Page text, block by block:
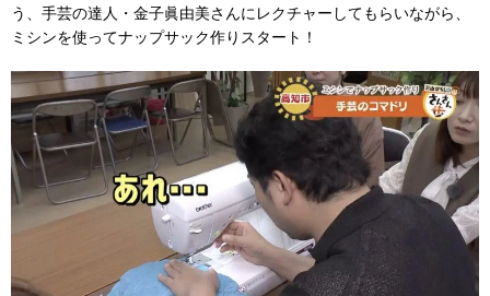
う、手芸の達人・金子眞由美さんにレクチャーしてもらいながら、
ミシンを使ってナップサック作りスタート！